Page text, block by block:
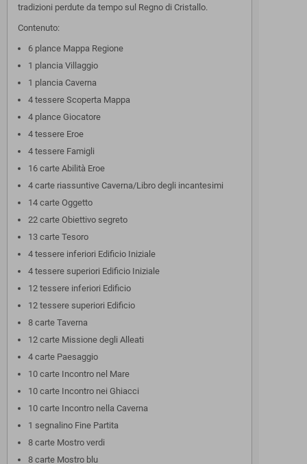
tradizioni perdute da tempo sul Regno di Cristallo.
Contenuto:
6 plance Mappa Regione
1 plancia Villaggio
1 plancia Caverna
4 tessere Scoperta Mappa
4 plance Giocatore
4 tessere Eroe
4 tessere Famigli
16 carte Abilità Eroe
4 carte riassuntive Caverna/Libro degli incantesimi
14 carte Oggetto
22 carte Obiettivo segreto
13 carte Tesoro
4 tessere inferiori Edificio Iniziale
4 tessere superiori Edificio Iniziale
12 tessere inferiori Edificio
12 tessere superiori Edificio
8 carte Taverna
12 carte Missione degli Alleati
4 carte Paesaggio
10 carte Incontro nel Mare
10 carte Incontro nei Ghiacci
10 carte Incontro nella Caverna
1 segnalino Fine Partita
8 carte Mostro verdi
8 carte Mostro blu